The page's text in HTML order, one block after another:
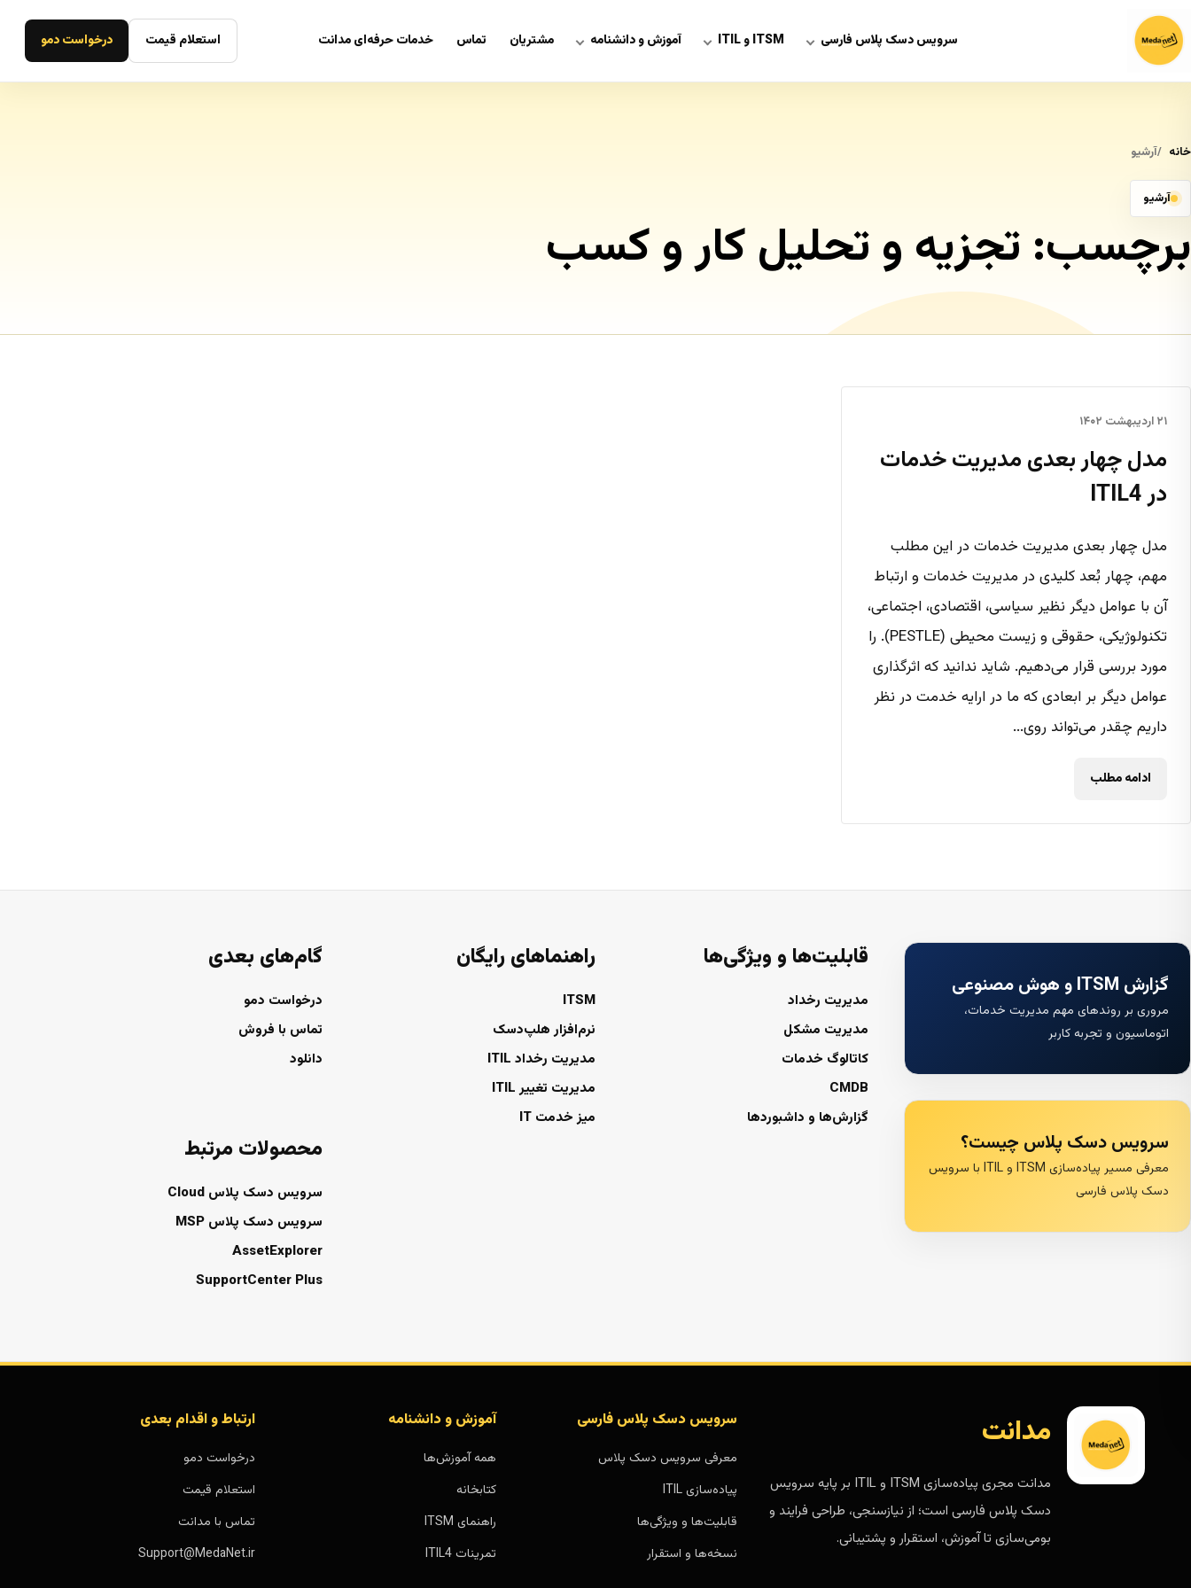
سرویس دسک پلاس فارسی ITSM و ITIL آموزش و دانشنامه مشتریان تماس خدمات حرفه‌ای مدانت استعلام قیمت درخواست دمو
خانه آرشیو
آرشیو
برچسب: تجزیه و تحلیل کار و کسب
۲۱ اردیبهشت ۱۴۰۲
مدل چهار بعدی مدیریت خدمات
در ITIL4
مدل چهار بعدی مدیریت خدمات در این مطلب
مهم، چهار بُعد کلیدی در مدیریت خدمات و ارتباط
آن با عوامل دیگر نظیر سیاسی، اقتصادی، اجتماعی،
تکنولوژیکی، حقوقی و زیست محیطی (PESTLE). را
مورد بررسی قرار می‌دهیم. شاید ندانید که اثرگذاری
عوامل دیگر بر ابعادی که ما در ارایه خدمت در نظر
داریم چقدر می‌‌تواند روی...
ادامه مطلب
گزارش ITSM و هوش مصنوعی
مروری بر روندهای مهم مدیریت خدمات،
اتوماسیون و تجربه کاربر
سرویس دسک پلاس چیست؟
معرفی مسیر پیاده‌سازی ITSM و ITIL با سرویس
دسک پلاس فارسی
قابلیت‌ها و ویژگی‌ها
مدیریت رخداد
مدیریت مشکل
کاتالوگ خدمات
CMDB
گزارش‌ها و داشبوردها
راهنماهای رایگان
ITSM
نرم‌افزار هلپ‌دسک
مدیریت رخداد ITIL
مدیریت تغییر ITIL
میز خدمت IT
گام‌های بعدی
درخواست دمو
تماس با فروش
دانلود
محصولات مرتبط
سرویس دسک پلاس Cloud
سرویس دسک پلاس MSP
AssetExplorer
SupportCenter Plus
مدانت
مدانت مجری پیاده‌سازی ITSM و ITIL بر پایه سرویس
دسک پلاس فارسی است؛ از نیازسنجی، طراحی فرایند و
بومی‌سازی تا آموزش، استقرار و پشتیبانی.
سرویس دسک پلاس فارسی
معرفی سرویس دسک پلاس
پیاده‌سازی ITIL
قابلیت‌ها و ویژگی‌ها
نسخه‌ها و استقرار
آموزش و دانشنامه
همه آموزش‌ها
کتابخانه
راهنمای ITSM
تمرینات ITIL4
ارتباط و اقدام بعدی
درخواست دمو
استعلام قیمت
تماس با مدانت
Support@MedaNet.ir